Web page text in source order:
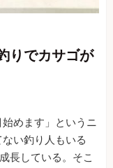
りでカサゴが
始めます」というニ
い釣り人もいる
長している。そこ